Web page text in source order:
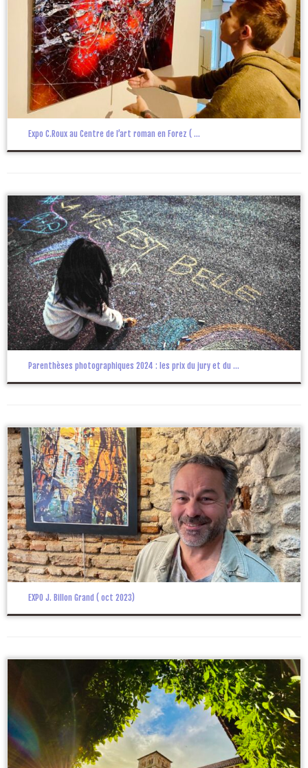
Expo C.Roux au Centre de l’art roman en Forez ( ...
Parenthèses photographiques 2024 : les prix du jury et du ...
EXPO J. Billon Grand ( oct 2023)